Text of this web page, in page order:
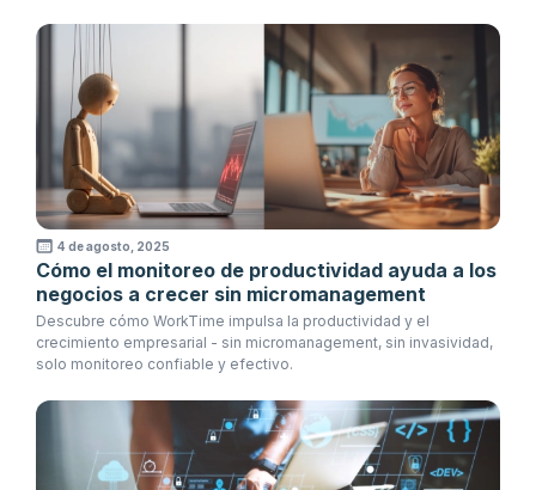
4 de agosto, 2025
Cómo el monitoreo de productividad ayuda a los
negocios a crecer sin micromanagement
Descubre cómo WorkTime impulsa la productividad y el
crecimiento empresarial - sin micromanagement, sin invasividad,
solo monitoreo confiable y efectivo.